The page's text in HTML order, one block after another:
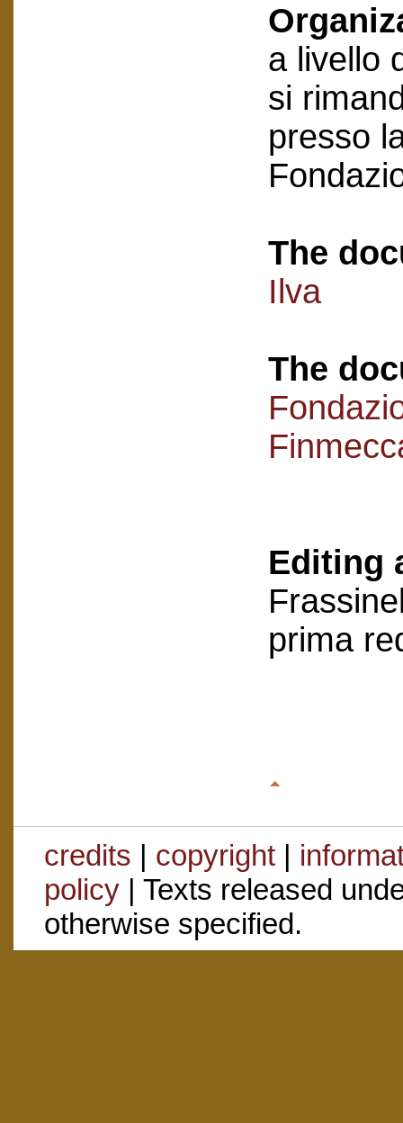
a livello
si
presso
The
Ilva
The
Editing
prima
credits | copyright|
policy| Texts released
otherwise specified.